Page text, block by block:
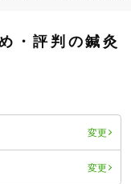
・評判の鍼灸
変更
変更